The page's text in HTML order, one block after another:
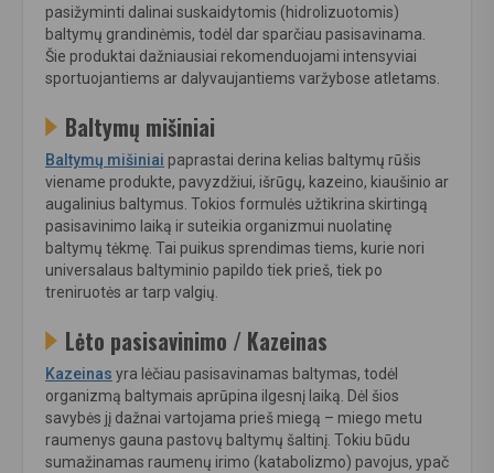
pasižyminti dalinai suskaidytomis (hidrolizuotomis)
baltymų grandinėmis, todėl dar sparčiau pasisavinama.
Šie produktai dažniausiai rekomenduojami intensyviai
sportuojantiems ar dalyvaujantiems varžybose atletams.
Baltymų mišiniai
Baltymų mišiniai paprastai derina kelias baltymų rūšis
viename produkte, pavyzdžiui, išrūgų, kazeino, kiaušinio ar
augalinius baltymus. Tokios formulės užtikrina skirtingą
pasisavinimo laiką ir suteikia organizmui nuolatinę
baltymų tėkmę. Tai puikus sprendimas tiems, kurie nori
universalaus baltyminio papildo tiek prieš, tiek po
treniruotės ar tarp valgių.
Lėto pasisavinimo / Kazeinas
Kazeinas yra lėčiau pasisavinamas baltymas, todėl
organizmą baltymais aprūpina ilgesnį laiką. Dėl šios
savybės jį dažnai vartojama prieš miegą – miego metu
raumenys gauna pastovų baltymų šaltinį. Tokiu būdu
sumažinamas raumenų irimo (katabolizmo) pavojus, ypač